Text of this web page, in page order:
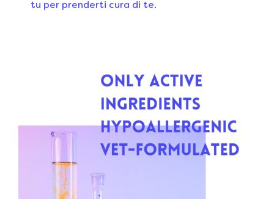
tu per prenderti cura di te.